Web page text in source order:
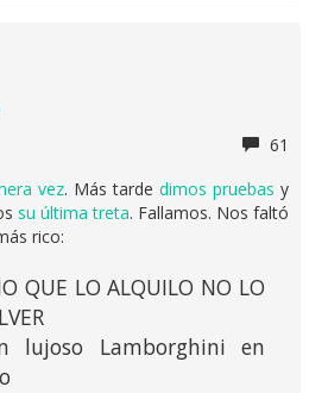
61
vez. Más tarde dimos pruebas y
su última treta. Fallamos. Nos faltó
rico:
QUE LO ALQUILO NO LO
lujoso Lamborghini en